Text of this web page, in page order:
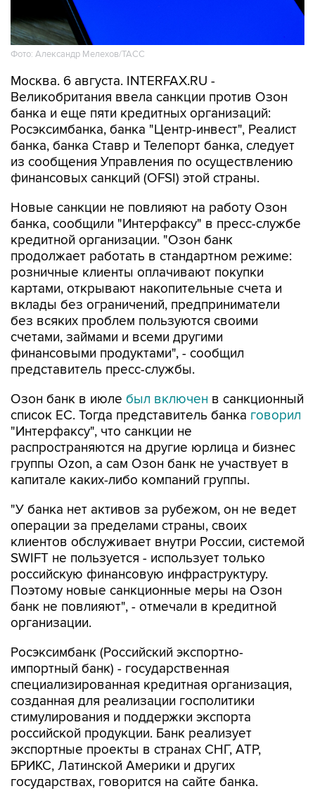
Фото: Александр Мелехов/ТАСС
Москва. 6 августа. INTERFAX.RU -
Великобритания ввела санкции против Озон
банка и еще пяти кредитных организаций:
Росэксимбанка, банка "Центр-инвест", Реалист
банка, банка Ставр и Телепорт банка, следует
из сообщения Управления по осуществлению
финансовых санкций (OFSI) этой страны.
Новые санкции не повлияют на работу Озон
банка, сообщили "Интерфаксу" в пресс-службе
кредитной организации. "Озон банк
продолжает работать в стандартном режиме:
розничные клиенты оплачивают покупки
картами, открывают накопительные счета и
вклады без ограничений, предприниматели
без всяких проблем пользуются своими
счетами, займами и всеми другими
финансовыми продуктами", - сообщил
представитель пресс-службы.
Озон банк в июле был включен в санкционный
список ЕС. Тогда представитель банка говорил
"Интерфаксу", что санкции не
распространяются на другие юрлица и бизнес
группы Ozon, а сам Озон банк не участвует в
капитале каких-либо компаний группы.
"У банка нет активов за рубежом, он не ведет
операции за пределами страны, своих
клиентов обслуживает внутри России, системой
SWIFT не пользуется - использует только
российскую финансовую инфраструктуру.
Поэтому новые санкционные меры на Озон
банк не повлияют", - отмечали в кредитной
организации.
Росэксимбанк (Российский экспортно-
импортный банк) - государственная
специализированная кредитная организация,
созданная для реализации госполитики
стимулирования и поддержки экспорта
российской продукции. Банк реализует
экспортные проекты в странах СНГ, АТР,
БРИКС, Латинской Америки и других
государствах, говорится на сайте банка.